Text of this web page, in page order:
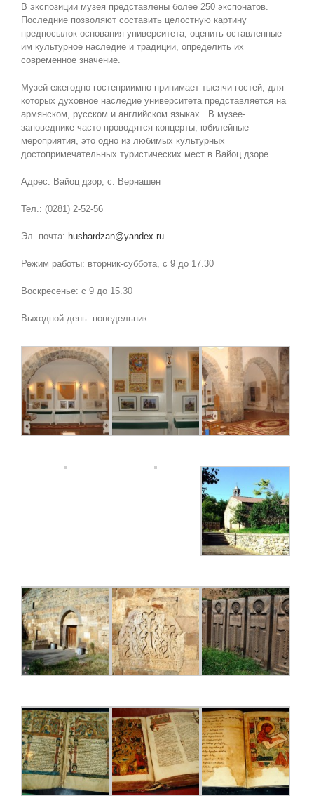
В экспозиции музея представлены более 250 экспонатов.
Последние позволяют составить целостную картину
предпосылок основания университета, оценить оставленные
им культурное наследие и традиции, определить их
современное значение.
Музей ежегодно гостеприимно принимает тысячи гостей, для
которых духовное наследие университета представляется на
армянском, русском и английском языках. В музее-
заповеднике часто проводятся концерты, юбилейные
мероприятия, это одно из любимых культурных
достопримечательных туристических мест в Вайоц дзоре.
Адрес: Вайоц дзор, с. Вернашен
Тел.: (0281) 2-52-56
Эл. почта: hushardzan@yandex.ru
Режим работы: вторник-суббота, с 9 до 17.30
Воскресенье: с 9 до 15.30
Выходной день: понедельник.